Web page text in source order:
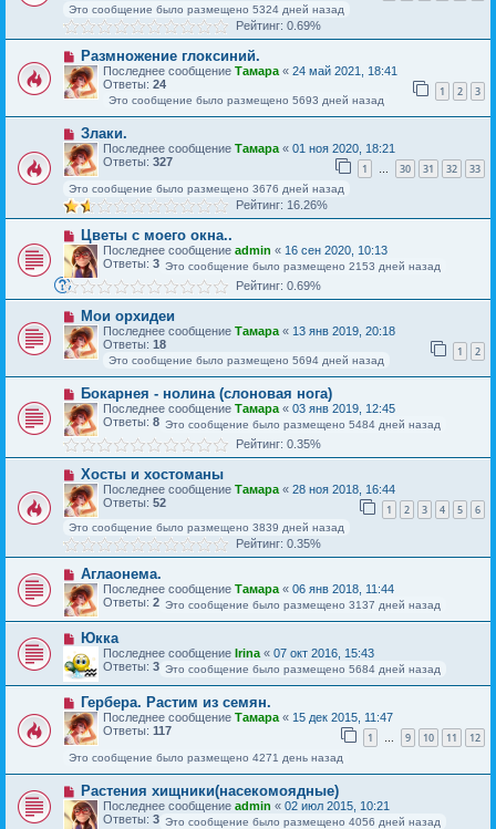
Это сообщение было размещено 5324 дней назад
Рейтинг: 0.69%
Размножение глоксиний.
Последнее сообщение Тамара « 24 май 2021, 18:41
Ответы: 24 1 2 3
Это сообщение было размещено 5693 дней назад
Злаки.
Последнее сообщение Тамара « 01 ноя 2020, 18:21
Ответы: 327 1 … 30 31 32 33
Это сообщение было размещено 3676 дней назад
Рейтинг: 16.26%
Цветы с моего окна..
Последнее сообщение admin « 16 сен 2020, 10:13
Ответы: 3 Это сообщение было размещено 2153 дней назад
Рейтинг: 0.69%
Мои орхидеи
Последнее сообщение Тамара « 13 янв 2019, 20:18
Ответы: 18 1 2
Это сообщение было размещено 5694 дней назад
Бокарнея - нолина (слоновая нога)
Последнее сообщение Тамара « 03 янв 2019, 12:45
Ответы: 8 Это сообщение было размещено 5484 дней назад
Рейтинг: 0.35%
Хосты и хостоманы
Последнее сообщение Тамара « 28 ноя 2018, 16:44
Ответы: 52 1 2 3 4 5 6
Это сообщение было размещено 3839 дней назад
Рейтинг: 0.35%
Аглаонема.
Последнее сообщение Тамара « 06 янв 2018, 11:44
Ответы: 2 Это сообщение было размещено 3137 дней назад
Юкка
Последнее сообщение Irina « 07 окт 2016, 15:43
Ответы: 3 Это сообщение было размещено 5684 дней назад
Гербера. Растим из семян.
Последнее сообщение Тамара « 15 дек 2015, 11:47
Ответы: 117 1 … 9 10 11 12
Это сообщение было размещено 4271 день назад
Растения хищники(насекомоядные)
Последнее сообщение admin « 02 июл 2015, 10:21
Ответы: 3 Это сообщение было размещено 4056 дней назад